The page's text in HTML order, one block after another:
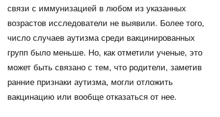
связи с иммунизацией в любом из указанных
возрастов исследователи не выявили. Более того,
число случаев аутизма среди вакцинированных
групп было меньше. Но, как отметили ученые, это
может быть связано с тем, что родители, заметив
ранние признаки аутизма, могли отложить
вакцинацию или вообще отказаться от нее.